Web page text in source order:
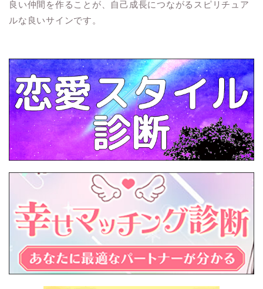
良い仲間を作ることが、自己成長につながるスピリチュア
ルな良いサインです。